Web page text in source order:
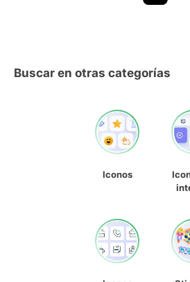
Buscar en otras categorías
Iconos